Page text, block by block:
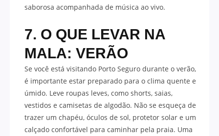
saborosa acompanhada de música ao vivo.
7. O QUE LEVAR NA
MALA: VERÃO
Se você está visitando Porto Seguro durante o verão,
é importante estar preparado para o clima quente e
úmido. Leve roupas leves, como shorts, saias,
vestidos e camisetas de algodão. Não se esqueça de
trazer um chapéu, óculos de sol, protetor solar e um
calçado confortável para caminhar pela praia. Uma